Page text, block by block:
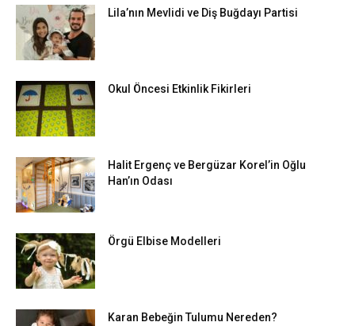
Lila’nın Mevlidi ve Diş Buğdayı Partisi
Okul Öncesi Etkinlik Fikirleri
Halit Ergenç ve Bergüzar Korel’in Oğlu
Han’ın Odası
Örgü Elbise Modelleri
Karan Bebeğin Tulumu Nereden?